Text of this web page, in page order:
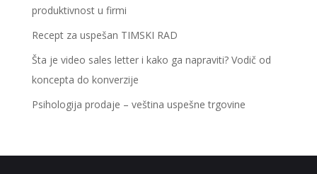
produktivnost u firmi
Recept za uspešan TIMSKI RAD
Šta je video sales letter i kako ga napraviti? Vodič od
koncepta do konverzije
Psihologija prodaje – veština uspešne trgovine